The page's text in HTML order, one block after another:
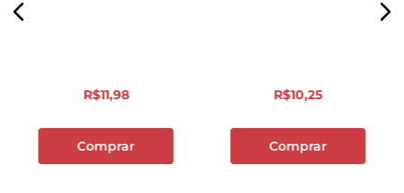
R$11,98
Comprar
R$10,25
Comprar